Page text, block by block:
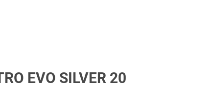
EVO SILVER 20